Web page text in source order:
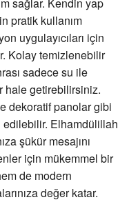
sağlar. Kendin yap
pratik kullanım
uygulayıcıları için
Kolay temizlenebilir
sadece su ile
hale getirebilirsiniz.
dekoratif panolar gibi
edilebilir. Elhamdülillah
şükür mesajını
için mükemmel bir
de modern
değer katar.